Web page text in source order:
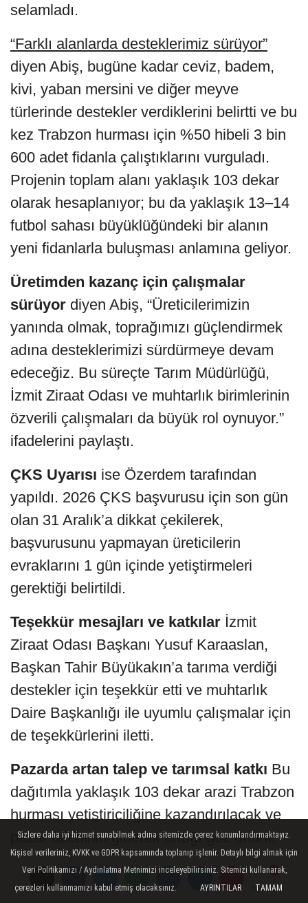
Yorumlar
Yorumlar
Yorumlar
selamladı.
“Farklı alanlarda desteklerimiz sürüyor”
diyen Abiş, bugüne kadar ceviz, badem,
kivi, yaban mersini ve diğer meyve
türlerinde destekler verdiklerini belirtti ve bu
kez Trabzon hurması için %50 hibeli 3 bin
600 adet fidanla çalıştıklarını vurguladı.
Projenin toplam alanı yaklaşık 103 dekar
olarak hesaplanıyor; bu da yaklaşık 13–14
futbol sahası büyüklüğündeki bir alanın
yeni fidanlarla buluşması anlamına geliyor.
Üretimden kazanç için çalışmalar
sürüyor diyen Abiş, “Üreticilerimizin
yanında olmak, toprağımızı güçlendirmek
adına desteklerimizi sürdürmeye devam
edeceğiz. Bu süreçte Tarım Müdürlüğü,
İzmit Ziraat Odası ve muhtarlık birimlerinin
özverili çalışmaları da büyük rol oynuyor.”
ifadelerini paylaştı.
ÇKS Uyarısı ise Özerdem tarafından
yapıldı. 2026 ÇKS başvurusu için son gün
olan 31 Aralık’a dikkat çekilerek,
başvurusunu yapmayan üreticilerin
evraklarını 1 gün içinde yetiştirmeleri
gerektiği belirtildi.
Teşekkür mesajları ve katkılar İzmit
Ziraat Odası Başkanı Yusuf Karaaslan,
Başkan Tahir Büyükakın’a tarıma verdiği
destekler için teşekkür etti ve muhtarlık
Daire Başkanlığı ile uyumlu çalışmalar için
de teşekkürlerini iletti.
Pazarda artan talep ve tarımsal katkı Bu
dağıtımla yaklaşık 103 dekar arazi Trabzon
hurması yetiştiriciliğine kazandırılacak ve
pazar talebinin giderek arttığı göz önüne
alındığında yüksek ekonomik getirisi olan
bu fidanlar, Kocaeli tarımına önemli bir
Sizlere daha iyi hizmet sunabilmek adına sitemizde çerez konumlandırmaktayız.
Kişisel verileriniz, KVKK ve GDPR kapsamında toplanıp işlenir. Detaylı bilgi almak için
Veri Politikamızı / Aydınlatma Metnimizi inceleyebilirsiniz. Sitemizi kullanarak,
çerezleri kullanmamızı kabul etmiş olacaksınız.
AYRINTILAR TAMAM